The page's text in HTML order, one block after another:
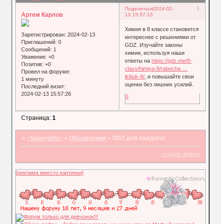
Поделиться 1
2024-02-
13 15:57:13
Артем Карлов
Зарегистрирован: 2024-02-13
Приглашений: 0
Сообщений: 1
Уважение: +0
Позитив: +0
Провел на форуме:
1 минуту
Последний визит:
2024-02-13 15:57:26
Химия в 8 классе становится
интереснее с решениями от
GDZ. Изучайте законы
химии, используя наши
ответы наhttps://gdz.me/8-
class/himiya-8/rabocha …
ikitiuk-8/ , и повышайте свои
оценки без лишних усилий.
0
Страница:1
» ~Supergirls~ » Объявления » GDZ для каждого!
создать форум
[реклама вместо картинки]